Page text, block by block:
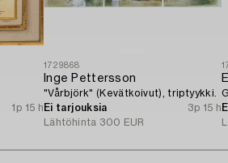
1p 15 h
1729868
Inge Pettersson
"Vårbjörk" (Kevätkoivut), triptyykki.
Ei tarjouksia
3p 15 h
Lähtöhinta 300 EUR